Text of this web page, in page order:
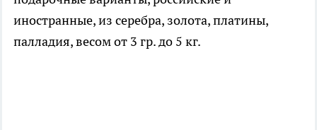
иностранные, из серебра, золота, платины,
палладия, весом от 3 гр. до 5 кг.